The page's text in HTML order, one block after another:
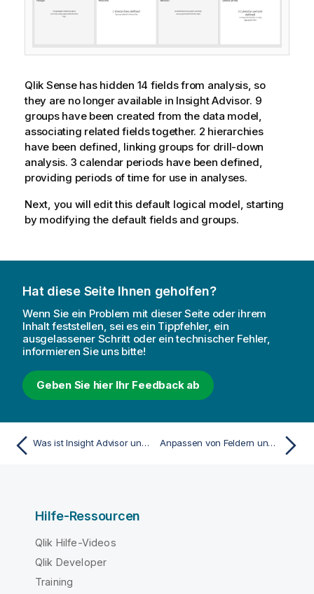
Qlik Sensehas hidden 14 fields from analysis, so
they are no longer available in Insight Advisor. 9
groups have been created from the data model,
associating related fields together. 2 hierarchies
have been defined, linking groups for drill-down
analysis. 3 calendar periods have been defined,
providing periods of time for use in analyses.
Next, you will edit this default logical model, starting
by modifying the default fields and groups.
Hat diese Seite Ihnen geholfen?
Wenn Sie ein Problem mit dieser Seite oder ihrem
Inhalt feststellen, sei es ein Tippfehler, ein
ausgelassener Schritt oder ein technischer Fehler,
informieren Sie uns bitte!
Geben Sie hier Ihr Feedback ab
Was ist Insight Advisor und Geschäftslogik? Anpassen von Feldern und Gruppen
Hilfe-Ressourcen
Qlik Hilfe-Videos
Qlik Developer
Training